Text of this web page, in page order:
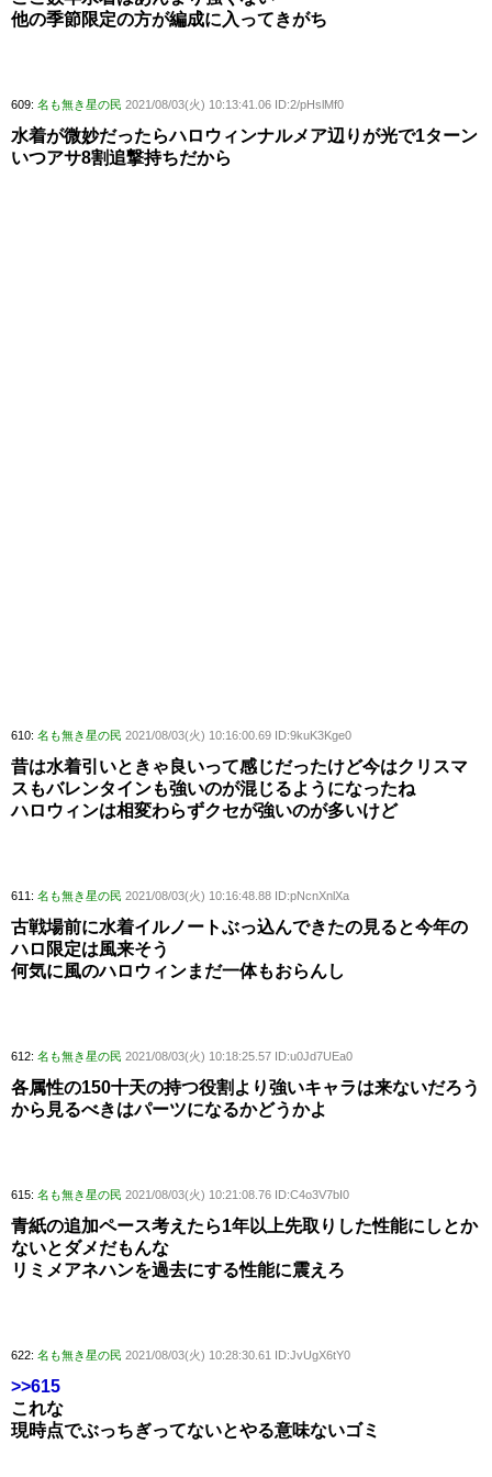
他の季節限定の方が編成に入ってきがち
609: 名も無き星の民 2021/08/03(火) 10:13:41.06 ID:2/pHslMf0
水着が微妙だったらハロウィンナルメア辺りが光で1ターン
いつアサ8割追撃持ちだから
610: 名も無き星の民 2021/08/03(火) 10:16:00.69 ID:9kuK3Kge0
昔は水着引いときゃ良いって感じだったけど今はクリスマ
スもバレンタインも強いのが混じるようになったね
ハロウィンは相変わらずクセが強いのが多いけど
611: 名も無き星の民 2021/08/03(火) 10:16:48.88 ID:pNcnXnlXa
古戦場前に水着イルノートぶっ込んできたの見ると今年の
ハロ限定は風来そう
何気に風のハロウィンまだ一体もおらんし
612: 名も無き星の民 2021/08/03(火) 10:18:25.57 ID:u0Jd7UEa0
各属性の150十天の持つ役割より強いキャラは来ないだろう
から見るべきはパーツになるかどうかよ
615: 名も無き星の民 2021/08/03(火) 10:21:08.76 ID:C4o3V7bI0
青紙の追加ペース考えたら1年以上先取りした性能にしとか
ないとダメだもんな
リミメアネハンを過去にする性能に震えろ
622: 名も無き星の民 2021/08/03(火) 10:28:30.61 ID:JvUgX6tY0
>>615
これな
現時点でぶっちぎってないとやる意味ないゴミ